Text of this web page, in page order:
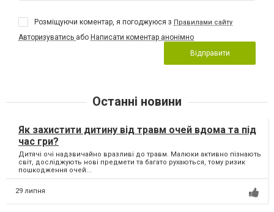
Розміщуючи коментар, я погоджуюся з Правилами сайту
Авторизуватись або Написати коментар анонімно
Відправити
Останні новини
Як захистити дитину від травм очей вдома та під
час гри?
Дитячі очі надзвичайно вразливі до травм. Малюки активно пізнають
світ, досліджують нові предмети та багато рухаються, тому ризик
пошкодження очей...
29 липня